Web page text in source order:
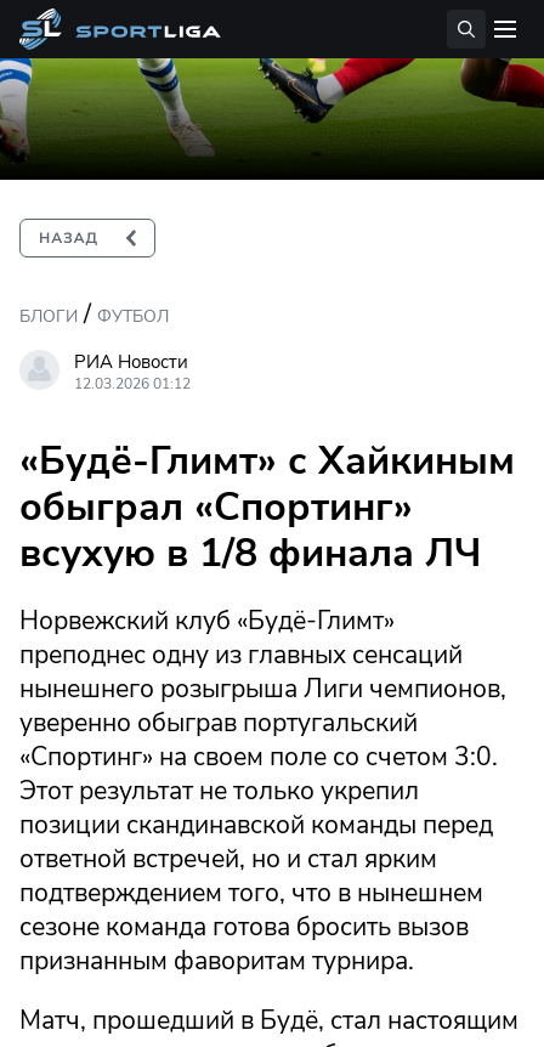
БЛОГИ / ФУТБОЛ
РИА Новости
12.03.2026 01:12
«Будё-Глимт» с Хайкиным
обыграл «Спортинг»
всухую в 1/8 финала ЛЧ
Норвежский клуб «Будё-Глимт»
преподнес одну из главных сенсаций
нынешнего розыгрыша Лиги чемпионов,
уверенно обыграв португальский
«Спортинг» на своем поле со счетом 3:0.
Этот результат не только укрепил
позиции скандинавской команды перед
ответной встречей, но и стал ярким
подтверждением того, что в нынешнем
сезоне команда готова бросить вызов
признанным фаворитам турнира.
Матч, прошедший в Будё, стал настоящим